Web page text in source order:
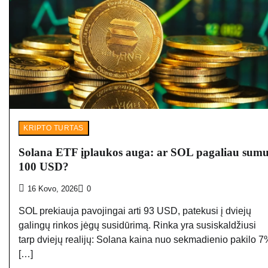
KRIPTO TURTAS
Solana ETF įplaukos auga: ar SOL pagaliau
100 USD?
16 Kovo, 2026 0
SOL prekiauja pavojingai arti 93 USD, patekusi į dviejų
galingų rinkos jėgų susidūrimą. Rinka yra susiskaldžiusi
tarp dviejų realijų: Solana kaina nuo sekmadienio pakilo
[…]